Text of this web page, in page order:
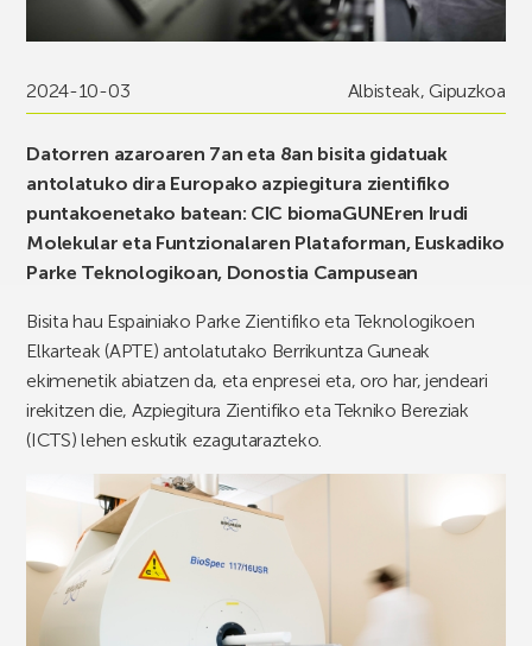
2024-10-03 Albisteak,Gipuzkoa
Datorren azaroaren 7an eta 8an bisita gidatuak
antolatuko dira Europako azpiegitura zientifiko
puntakoenetako batean: CIC biomaGUNEren Irudi
Molekular eta Funtzionalaren Plataforman, Euskadiko
Parke Teknologikoan, Donostia Campusean
Bisita hau Espainiako Parke Zientifiko eta Teknologikoen
Elkarteak (APTE) antolatutako Berrikuntza Guneak
ekimenetik abiatzen da, eta enpresei eta, oro har, jendeari
irekitzen die, Azpiegitura Zientifiko eta Tekniko Bereziak
(ICTS) lehen eskutik ezagutarazteko.